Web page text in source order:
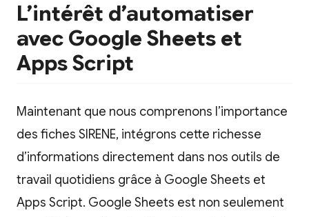
L’intérêt d’automatiser
avec Google Sheets et
Apps Script
Maintenant que nous comprenons l’importance
des fiches SIRENE, intégrons cette richesse
d’informations directement dans nos outils de
travail quotidiens grâce à Google Sheets et
Apps Script. Google Sheets est non seulement